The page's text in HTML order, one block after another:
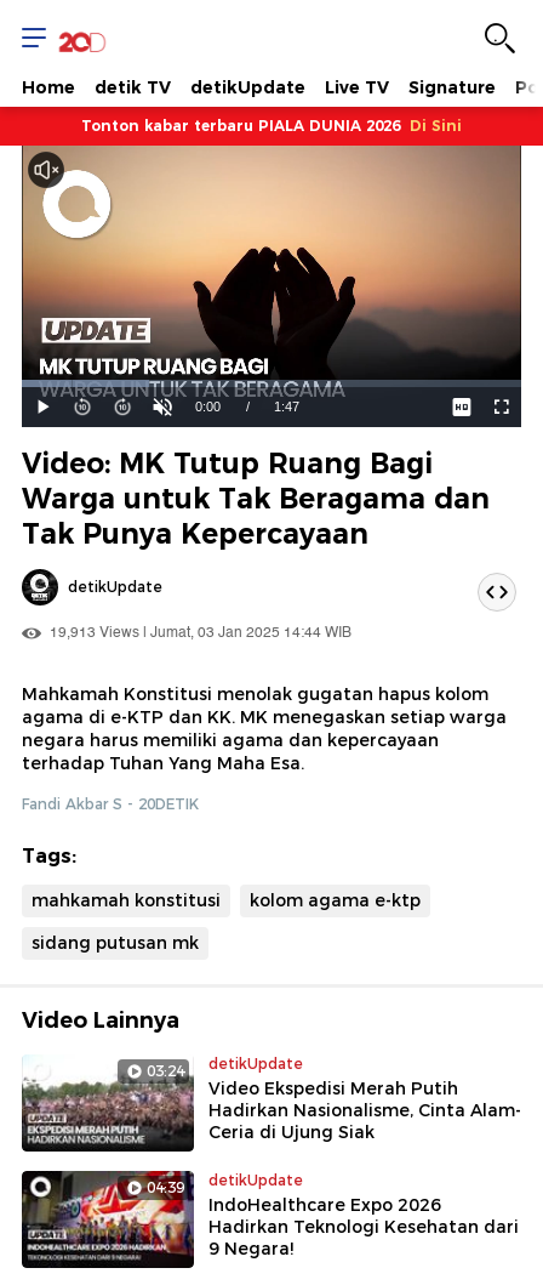
Home detik TV detikUpdate Live TV Signature
Tonton kabar terbaru PIALA DUNIA 2026 Di Sini
Mainkan
Suara
Hidup
Waktu
ini
0:00 / Durasi
1:47
Dimuat:
25.56%
Video: MK Tutup Ruang Bagi
Warga untuk Tak Beragama dan
Tak Punya Kepercayaan
detikUpdate
19,913 Views | Jumat, 03 Jan 2025 14:44 WIB
Mahkamah Konstitusi menolak gugatan hapus kolom
agama di e-KTP dan KK. MK menegaskan setiap warga
negara harus memiliki agama dan kepercayaan
terhadap Tuhan Yang Maha Esa.
Fandi Akbar S - 20DETIK
Tags:
mahkamah konstitusi
kolom agama e-ktp
sidang putusan mk
Video Lainnya
03:24 detikUpdate
Video Ekspedisi Merah Putih
Hadirkan Nasionalisme, Cinta Alam-
Ceria di Ujung Siak
04:39 detikUpdate
IndoHealthcare Expo 2026
Hadirkan Teknologi Kesehatan dari
9 Negara!